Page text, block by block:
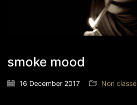
smoke mood
16 December 2017 Non classé